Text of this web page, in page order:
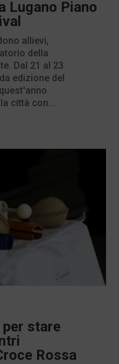
Lugano Piano
allievi,
della
Dal 21 al 23
edizione del
città con...
stare
Rossa